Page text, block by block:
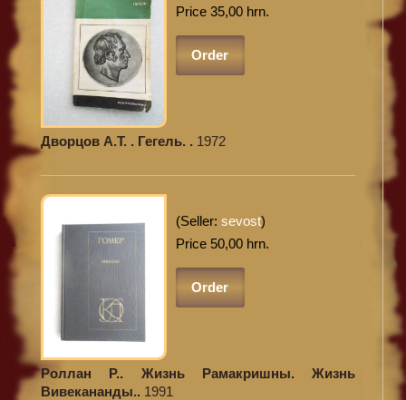
Price 35,00 hrn.
Order
Дворцов А.Т. . Гегель. . 1972
(Seller: sevost)
Price 50,00 hrn.
Order
Роллан Р.. Жизнь Рамакришны. Жизнь
Вивекананды.. 1991